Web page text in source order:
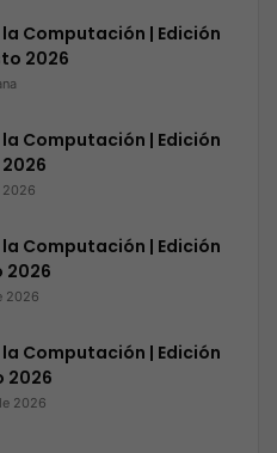
Computación | Edición
2026
Computación | Edición
2026
Computación | Edición
2026
2026
Computación | Edición
2026
2026